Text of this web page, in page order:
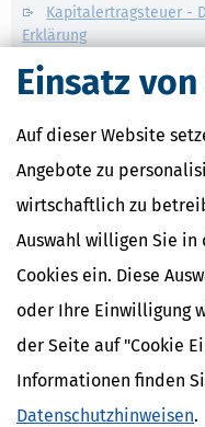
Einsatz
Auf dieser Website
Angebote zu
wirtschaftlich zu
Auswahl willigen Sie in
Cookies ein. Diese
oder Ihre Einwilligung
der Seite auf "Cookie
Informationen finden
Datenschutzhinweisen.
Kapitalertragsteuer -
Erklärung
Kommission
Kostenlose Steuertipps &